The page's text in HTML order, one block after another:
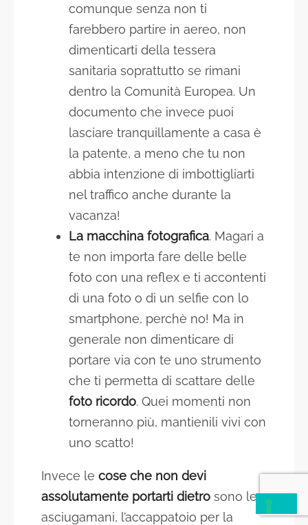
comunque senza non ti
farebbero partire in aereo, non
dimenticarti della tessera
sanitaria soprattutto se rimani
dentro la Comunità Europea. Un
documento che invece puoi
lasciare tranquillamente a casa è
la patente, a meno che tu non
abbia intenzione di imbottigliarti
nel traffico anche durante la
vacanza!
La macchina fotografica. Magari a
te non importa fare delle belle
foto con una reflex e ti accontenti
di una foto o di un selfie con lo
smartphone, perchè no! Ma in
generale non dimenticare di
portare via con te uno strumento
che ti permetta di scattare delle
foto ricordo. Quei momenti non
torneranno più, mantienili vivi con
uno scatto!
Invece le cose che non devi
assolutamente portarti dietro sono le
asciugamani, l’accappatoio per la